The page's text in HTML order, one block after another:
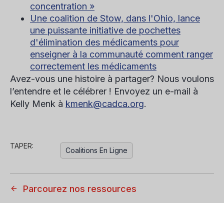
concentration »
Une coalition de Stow, dans l'Ohio, lance
une puissante initiative de pochettes
d'élimination des médicaments pour
enseigner à la communauté comment ranger
correctement les médicaments
Avez-vous une histoire à partager? Nous voulons
l’entendre et le célébrer ! Envoyez un e-mail à
Kelly Menk à kmenk@cadca.org.
TAPER:
Coalitions En Ligne
Parcourez nos ressources